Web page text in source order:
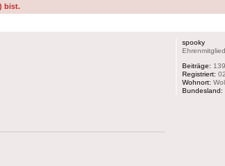
bist.
spooky
Ehrenmitglied
Beiträge:
Registriert:
Wohnort:
Bundesland: